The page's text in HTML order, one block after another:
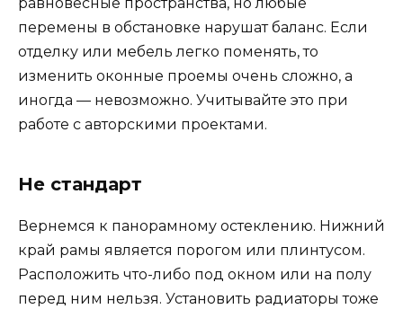
перемены в обстановке нарушат баланс. Если
отделку или мебель легко поменять, то
изменить оконные проемы очень сложно, а
иногда — невозможно. Учитывайте это при
работе с авторскими проектами.
Не стандарт
Вернемся к панорамному остеклению. Нижний
край рамы является порогом или плинтусом.
Расположить что-либо под окном или на полу
перед ним нельзя. Установить радиаторы тоже